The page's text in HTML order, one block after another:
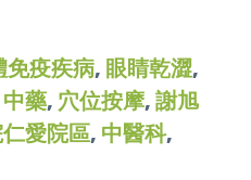
免疫疾病, 眼睛乾澀,
中藥, 穴位按摩, 謝旭
愛院區, 中醫科,